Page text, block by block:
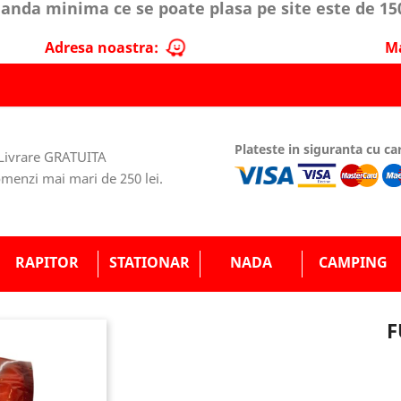
minima ce se poate plasa pe site este de
Adresa noastra:
GRATUITA
mai mari de 250 lei.
Plateste in siguranta cu
RAPITOR STATIONAR NADA CAMPING